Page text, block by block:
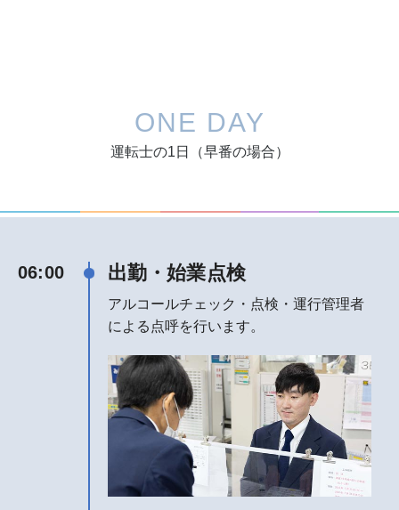
ONE DAY
運転士の1日（早番の場合）
06:00 出勤・始業点検
アルコールチェック・点検・運行管理者
による点呼を行います。